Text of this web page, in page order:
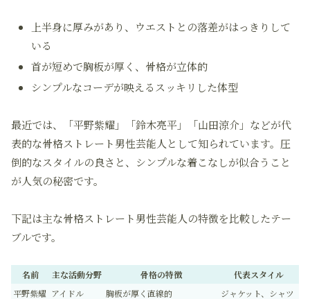
上半身に厚みがあり、ウエストとの落差がはっきりして
いる
首が短めで胸板が厚く、骨格が立体的
シンプルなコーデが映えるスッキリした体型
最近では、「平野紫耀」「鈴木亮平」「山田涼介」などが代
表的な骨格ストレート男性芸能人として知られています。圧
倒的なスタイルの良さと、シンプルな着こなしが似合うこと
が人気の秘密です。
下記は主な骨格ストレート男性芸能人の特徴を比較したテー
ブルです。
名前 主な活動分野 骨格の特徴
代表スタイル
平野紫耀 アイドル 胸板が厚く直線的 ジャケット、シャツ